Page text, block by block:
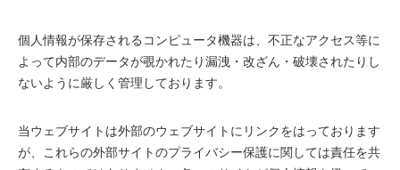
個人情報が保存されるコンピュータ機器は、不正なアクセス等に
よって内部のデータが覗かれたり漏洩・改ざん・破壊されたりし
ないように厳しく管理しております。
当ウェブサイトは外部のウェブサイトにリンクをはっております
が、これらの外部サイトのプライバシー保護に関しては責任を共